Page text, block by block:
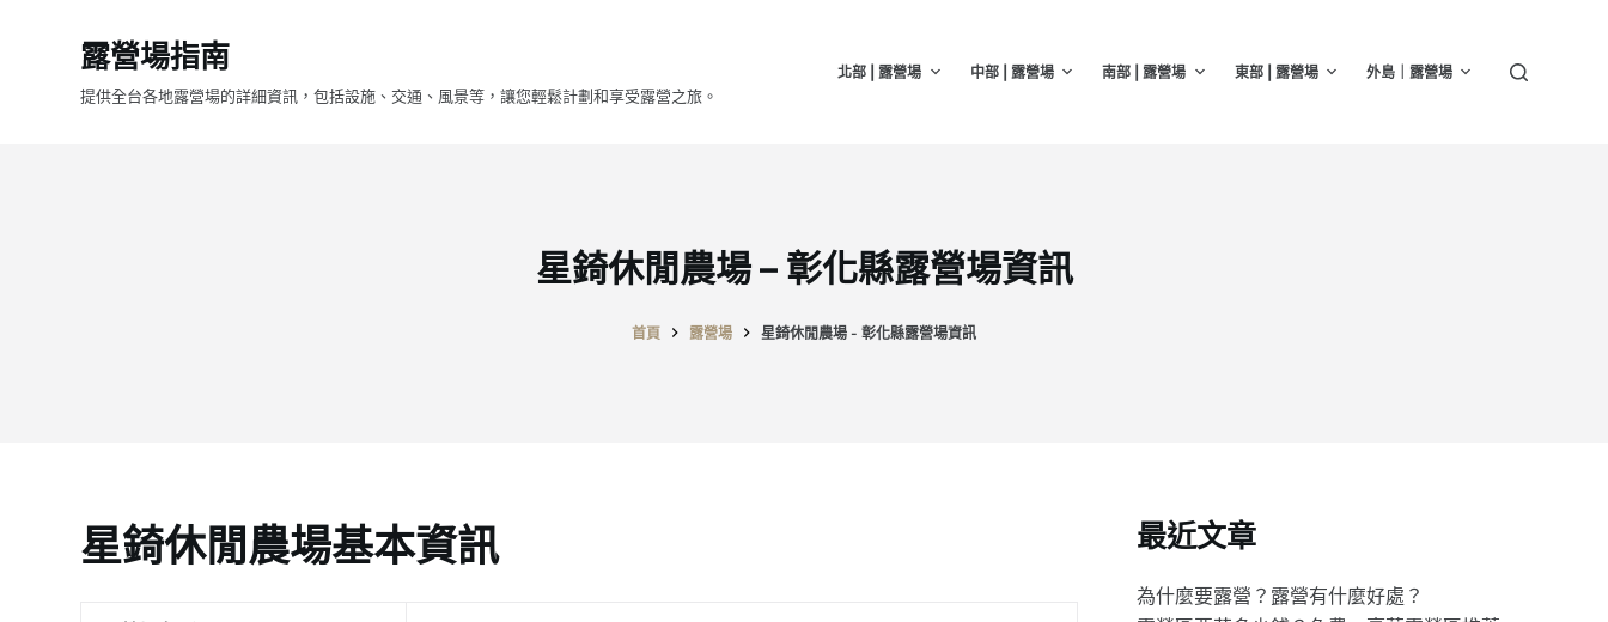
露營場指南
提供全台各地露營場的詳細資訊，包括設施、交通、風景等，讓您輕鬆計劃和享受露營之旅。
北部 | 露營場 中部 | 露營場 南部 | 露營場 東部 | 露營場 外島｜露營場
星錡休閒農場 – 彰化縣露營場資訊
首頁 露營場 星錡休閒農場 - 彰化縣露營場資訊
星錡休閒農場基本資訊 最近文章
為什麼要露營？露營有什麼好處？